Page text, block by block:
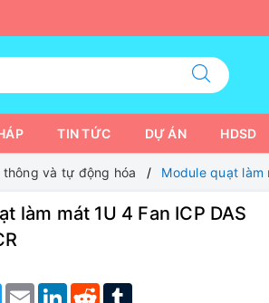
TIN TỨC DỰ ÁN HDSD
và tự động hóa Module quạt làm
làm mát 1U 4 Fan ICP DAS
TwitterEmail LinkedIn
Reddit